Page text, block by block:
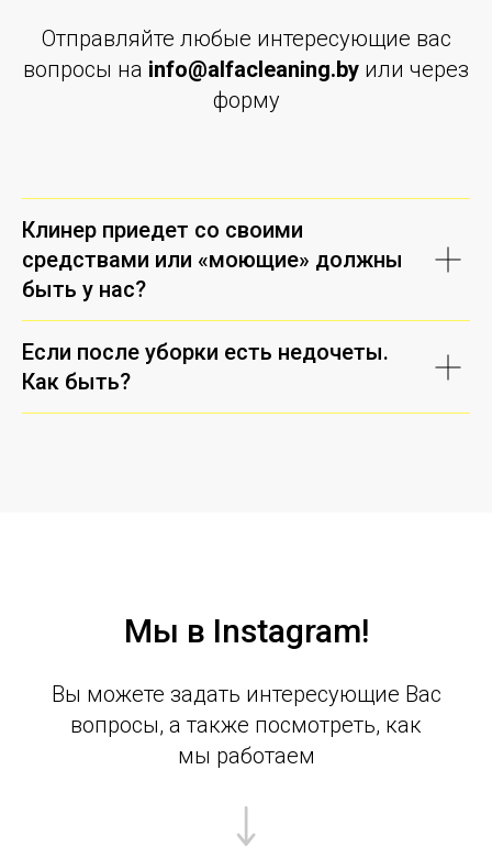
Отправляйте любые интересующие вас
вопросы на info@alfacleaning.by или через
форму
Клинер приедет со своими
средствами или «моющие» должны
быть у нас?
Если после уборки есть недочеты.
Как быть?
Мы в Instagram!
Вы можете задать интересующие Вас
вопросы, а также посмотреть, как
мы работаем